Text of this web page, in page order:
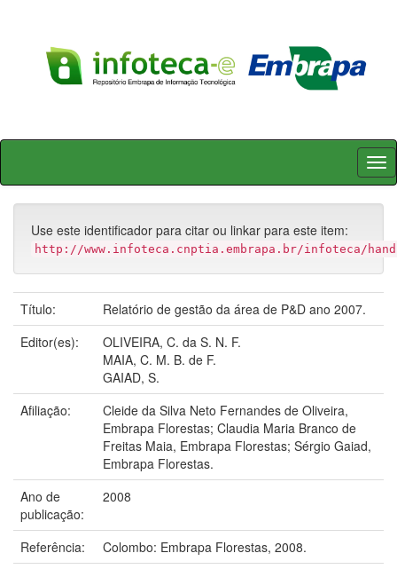
Skip
Use este identificador para citar ou linkar para este item:
http://www.infoteca.cnptia.embrapa.br/infoteca/
Título:
Relatório de gestão da área de P&D ano 2007.
Editor(es):
OLIVEIRA, C. da S. N. F.
MAIA, C. M. B. de F.
GAIAD, S.
Afiliação:
Cleide da Silva Neto Fernandes de Oliveira,
Embrapa Florestas; Claudia Maria Branco de
Freitas Maia, Embrapa Florestas; Sérgio Gaiad,
Embrapa Florestas.
Ano de
publicação:
2008
Referência:
Colombo: Embrapa Florestas, 2008.